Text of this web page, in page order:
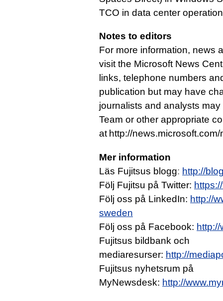
TCO in data center
Notes to editors
For more information, news
visit the Microsoft News
links, telephone numbers
publication but may have
journalists and analysts
Team or other appropriate
at http://
Mer information
Läs Fujitsus blogg: http://
Följ Fujitsu på Twitter:
Följ oss på LinkedIn: http://
sweden
Följ oss på Facebook:
Fujitsus bildbank och
mediaresurser: http://
Fujitsus nyhetsrum på
MyNewsdesk: http://